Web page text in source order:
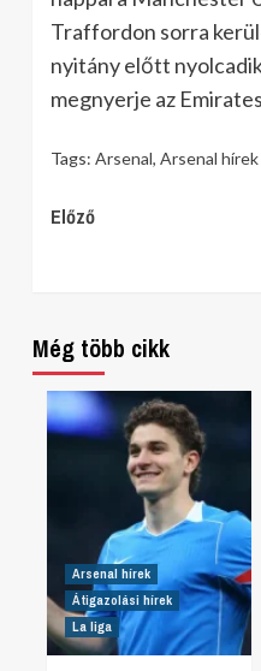
Traffordon sorra
nyitány előtt
megnyerje az
Tags: Arsenal, Arsenal hírek
Continue
Előző
Még több cikk
Arsenal hírek
Átigazolási hírek
La liga